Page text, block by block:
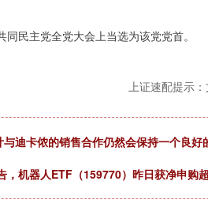
民主党全党大会上当选为该党党首。
上证速配提示：
迪卡侬的销售合作仍然会保持一个良好
，机器人ETF（159770）昨日获净申购